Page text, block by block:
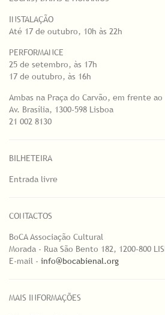
INSTALAÇÃO
Até 17 de outubro, 10h às 22h
PERFORMANCE
25 de setembro, às 17h
17 de outubro, às 16h
Ambas na Praça do Carvão, em frente
Av. Brasília, 1300-598 Lisboa
21 002 8130
BILHETEIRA
Entrada livre
CONTACTOS
BoCA Associação Cultural
Morada - Rua São Bento 182, 1200-800
E-mail - info@bocabienal.org
MAIS INFORMAÇÕES